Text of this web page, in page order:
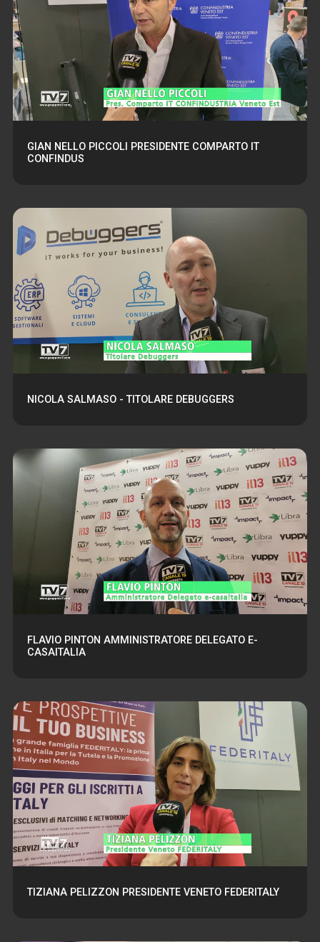
GIAN NELLO PICCOLI PRESIDENTE COMPARTO IT
CONFINDUS
NICOLA SALMASO - TITOLARE DEBUGGERS
FLAVIO PINTON AMMINISTRATORE DELEGATO E-
CASAITALIA
TIZIANA PELIZZON PRESIDENTE VENETO FEDERITALY